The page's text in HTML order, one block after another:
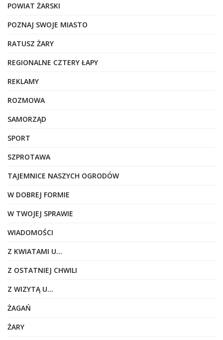
POWIAT ŻARSKI
POZNAJ SWOJE MIASTO
RATUSZ ŻARY
REGIONALNE CZTERY ŁAPY
REKLAMY
ROZMOWA
SAMORZĄD
SPORT
SZPROTAWA
TAJEMNICE NASZYCH OGRODÓW
W DOBREJ FORMIE
W TWOJEJ SPRAWIE
WIADOMOŚCI
Z KWIATAMI U…
Z OSTATNIEJ CHWILI
Z WIZYTĄ U…
ŻAGAŃ
ŻARY